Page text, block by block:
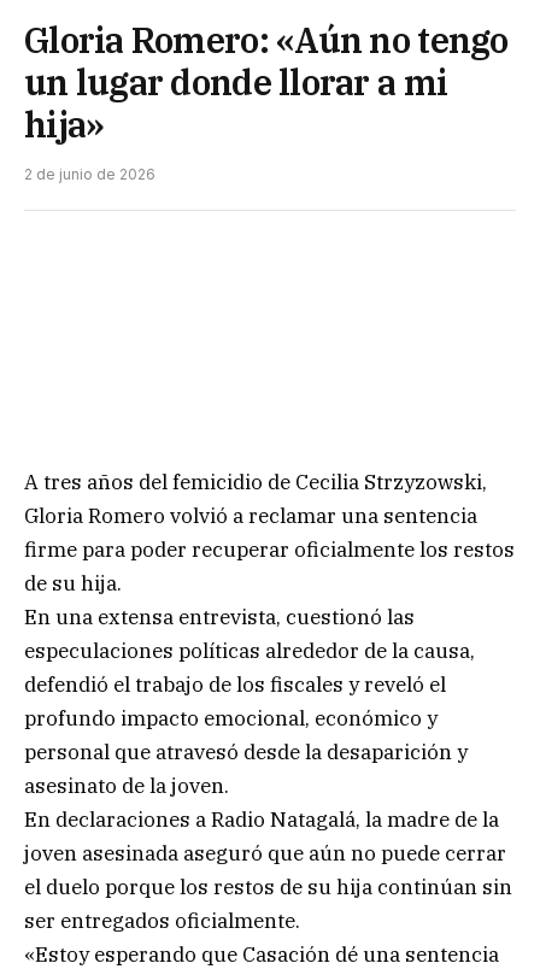
Gloria Romero: «Aún no tengo
un lugar donde llorar a mi
hija»
2 de junio de 2026
A tres años del femicidio de Cecilia Strzyzowski,
Gloria Romero volvió a reclamar una sentencia
firme para poder recuperar oficialmente los restos
de su hija.
En una extensa entrevista, cuestionó las
especulaciones políticas alrededor de la causa,
defendió el trabajo de los fiscales y reveló el
profundo impacto emocional, económico y
personal que atravesó desde la desaparición y
asesinato de la joven.
En declaraciones a Radio Natagalá, la madre de la
joven asesinada aseguró que aún no puede cerrar
el duelo porque los restos de su hija continúan sin
ser entregados oficialmente.
«Estoy esperando que Casación dé una sentencia